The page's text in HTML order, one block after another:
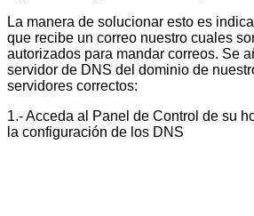
La manera de solucionar esto es
que recibe un correo nuestro cuales
autorizados para mandar correos. Se
servidor de DNS del dominio de
servidores correctos:
1.- Acceda al Panel de Control de su
la configuración de los DNS